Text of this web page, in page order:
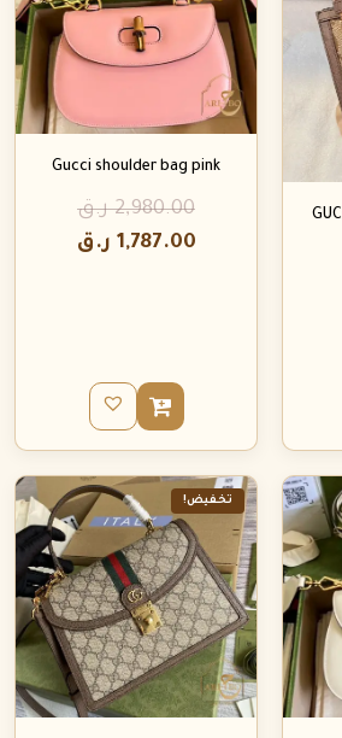
Gucci shoulder bag pink
2,980.00 ر.ق
1,787.00 ر.ق
تخفيض!